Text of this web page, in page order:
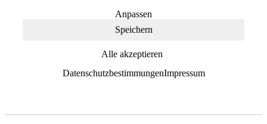
Speichern
Alle akzeptieren
Anpassen
DatenschutzbestimmungenImpressum